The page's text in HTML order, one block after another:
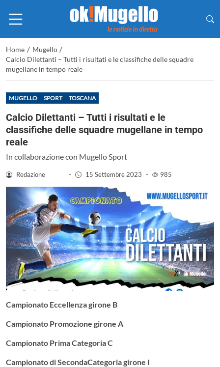
Home / Mugello /
Calcio Dilettanti – Tutti i risultati e le classifiche delle squadre
mugellane in tempo reale
MUGELLO SPORT TOSCANA
Calcio Dilettanti – Tutti i risultati e le
classifiche delle squadre mugellane in tempo
reale
In collaborazione con Mugello Sport
Redazione - 15 Settembre 2023 - 985
Campionato Eccellenza girone B
Campionato Promozione girone A
Campionato Prima Categoria C
Campionato di SecondaCategoria girone I